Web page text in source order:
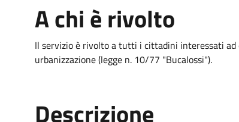
A chi è rivolto
Il servizio è rivolto a tutti i cittadini interessati
urbanizzazione (legge n. 10/77 "Bucalossi").
Descrizione